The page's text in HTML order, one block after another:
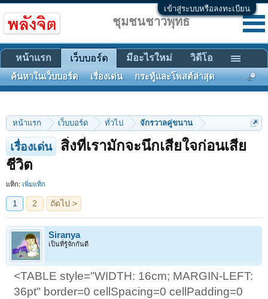
เข้าสู่ระบบหรือลงทะเบียน
หน้าแรก เว็บบอร์ด ทั่วไป จักรวาลคู่ขนาน
เรื่องเด่น
สิ่งที่เรามักจะนึกเสียใจก่อนเสีย
ชีวิต
แท็ก: เพิ่มแท็ก
1 2 ถัดไป >
Siranya
เป็นที่รู้จักกันดี
<TABLE style="WIDTH: 16cm; MARGIN-LEFT:
36pt" border=0 cellSpacing=0 cellPadding=0
ชุมชนชาวพุทธ
หน้าแรก เว็บบอร์ด
ค้นหาในเว็บบอร์ด เรื่องเด่น กระทู้และโพสต์ล่าสุด
มีอะไรใหม่ วิดีโอ